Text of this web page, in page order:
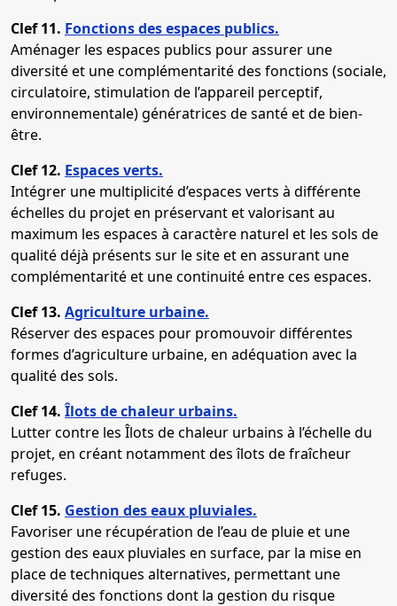
Clef 11. Fonctions des espaces publics.
Aménager les espaces publics pour assurer une
diversité et une complémentarité des fonctions (sociale,
circulatoire, stimulation de l’appareil perceptif,
environnementale) génératrices de santé et de bien-
être.
Clef 12. Espaces verts.
Intégrer une multiplicité d’espaces verts à différente
échelles du projet en préservant et valorisant au
maximum les espaces à caractère naturel et les sols de
qualité déjà présents sur le site et en assurant une
complémentarité et une continuité entre ces espaces.
Clef 13. Agriculture urbaine.
Réserver des espaces pour promouvoir différentes
formes d’agriculture urbaine, en adéquation avec la
qualité des sols.
Clef 14. Îlots de chaleur urbains.
Lutter contre les Îlots de chaleur urbains à l’échelle du
projet, en créant notamment des îlots de fraîcheur
refuges.
Clef 15. Gestion des eaux pluviales.
Favoriser une récupération de l’eau de pluie et une
gestion des eaux pluviales en surface, par la mise en
place de techniques alternatives, permettant une
diversité des fonctions dont la gestion du risque